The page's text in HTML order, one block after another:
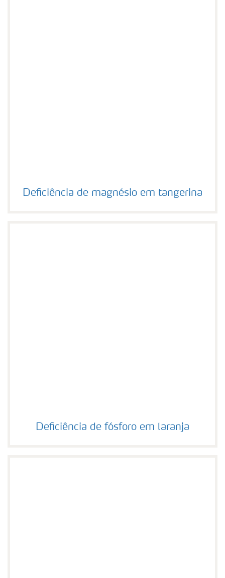
Deficiência de magnésio em tangerina
Deficiência de magnésio em tangerina
Deficiência de fósforo em laranja
Deficiência de fósforo em laranja